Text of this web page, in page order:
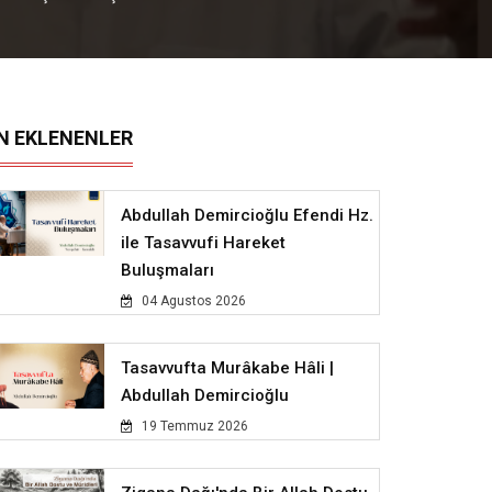
EKLENENLER
Abdullah Demircioğlu Efendi Hz.
ile Tasavvufi Hareket
Buluşmaları
04 Agustos 2026
Tasavvufta Murâkabe Hâli |
Abdullah Demircioğlu
19 Temmuz 2026